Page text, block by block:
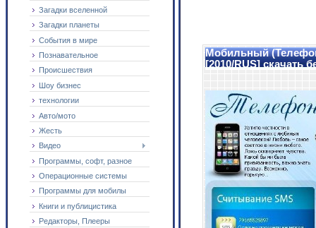
Загадки вселенной
Загадки планеты
События в мире
Познавательное
Происшествия
Шоу бизнес
технологии
Авто/мото
Жесть
Видео
Программы, софт, разное
Операционные системы
Программы для мобилы
Книги и публицистика
Редакторы, Плееры
Мобильный
[2010/RUS] скачать